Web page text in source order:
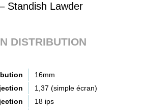
Standish Lawder
DISTRIBUTION
16mm
1,37 (simple écran)
18 ips